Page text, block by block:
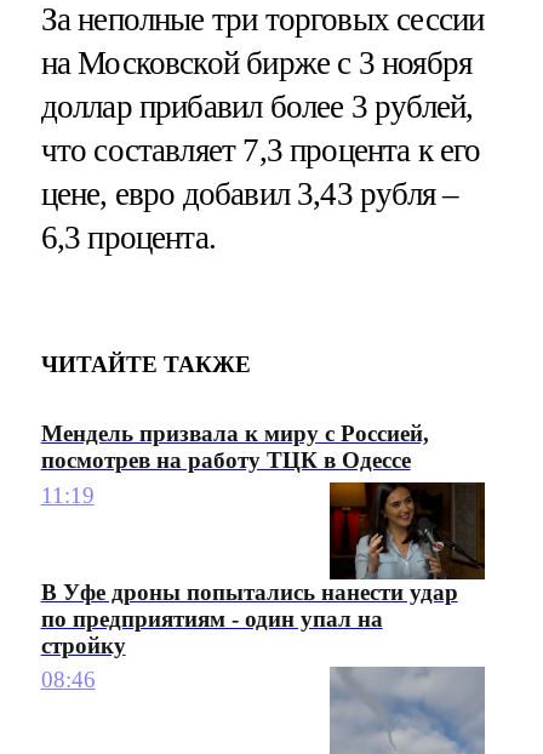
За неполные три торговых сессии
на Московской бирже с 3 ноября
доллар прибавил более 3 рублей,
что составляет 7,3 процента к его
цене, евро добавил 3,43 рубля –
6,3 процента.
ЧИТАЙТЕ ТАКЖЕ
Мендель призвала к миру с Россией,
посмотрев на работу ТЦК в Одессе
11:19
В Уфе дроны попытались нанести удар
по предприятиям - один упал на
стройку
08:46